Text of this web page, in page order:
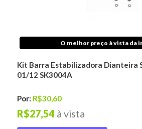
O melhor preço à vista da
Kit Barra Estabilizadora Dianteira
01/12 SK3004A
Por: R$30,60
à vista
R$27,54